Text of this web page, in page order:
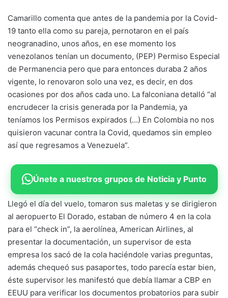
Camarillo comenta que antes de la pandemia por la Covid-
19 tanto ella como su pareja, pernotaron en el país
neogranadino, unos años, en ese momento los
venezolanos tenían un documento, (PEP) Permiso Especial
de Permanencia pero que para entonces duraba 2 años
vigente, lo renovaron solo una vez, es decir, en dos
ocasiones por dos años cada uno. La falconiana detalló “al
encrudecer la crisis generada por la Pandemia, ya
teníamos los Permisos expirados (…) En Colombia no nos
quisieron vacunar contra la Covid, quedamos sin empleo
así que regresamos a Venezuela”.
Únete a nuestros grupos de Noticia y Punto
Llegó el día del vuelo, tomaron sus maletas y se dirigieron
al aeropuerto El Dorado, estaban de número 4 en la cola
para el “check in”, la aerolínea, American Airlines, al
presentar la documentación, un supervisor de esta
empresa los sacó de la cola haciéndole varias preguntas,
además chequeó sus pasaportes, todo parecía estar bien,
éste supervisor les manifestó que debía llamar a CBP en
EEUU para verificar los documentos probatorios para subir